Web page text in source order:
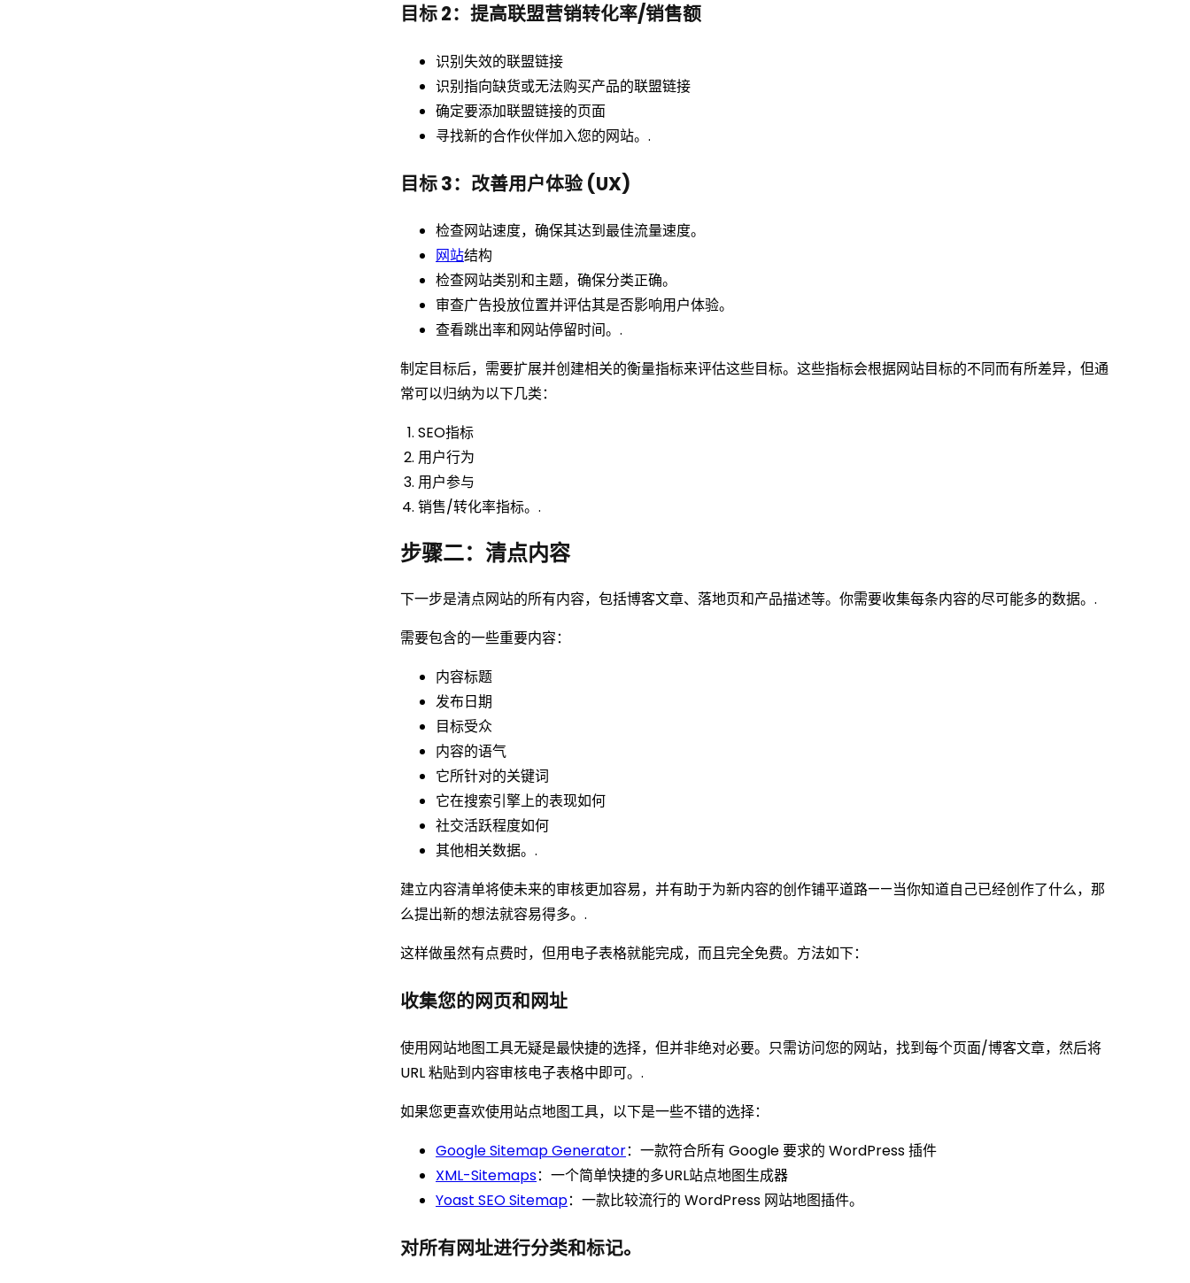
目标 2：提高联盟营销转化率/销售额
识别失效的联盟链接
识别指向缺货或无法购买产品的联盟链接
确定要添加联盟链接的页面
寻找新的合作伙伴加入您的网站。.
目标 3：改善用户体验 (UX)
检查网站速度，确保其达到最佳流量速度。
网站结构
检查网站类别和主题，确保分类正确。
审查广告投放位置并评估其是否影响用户体验。
查看跳出率和网站停留时间。.
制定目标后，需要扩展并创建相关的衡量指标来评估这些目标。这些指标会根据网站目标的不同而有所差异，但通
常可以归纳为以下几类：
SEO指标
用户行为
用户参与
销售/转化率指标。.
步骤二：清点内容
下一步是清点网站的所有内容，包括博客文章、落地页和产品描述等。你需要收集每条内容的尽可能多的数据。.
需要包含的一些重要内容：
内容标题
发布日期
目标受众
内容的语气
它所针对的关键词
它在搜索引擎上的表现如何
社交活跃程度如何
其他相关数据。.
建立内容清单将使未来的审核更加容易，并有助于为新内容的创作铺平道路——当你知道自己已经创作了什么，那
么提出新的想法就容易得多。.
这样做虽然有点费时，但用电子表格就能完成，而且完全免费。方法如下：
收集您的网页和网址
使用网站地图工具无疑是最快捷的选择，但并非绝对必要。只需访问您的网站，找到每个页面/博客文章，然后将
URL 粘贴到内容审核电子表格中即可。.
如果您更喜欢使用站点地图工具，以下是一些不错的选择：
Google Sitemap Generator：一款符合所有 Google 要求的 WordPress 插件
XML-Sitemaps：一个简单快捷的多URL站点地图生成器
Yoast SEO Sitemap：一款比较流行的 WordPress 网站地图插件。
对所有网址进行分类和标记。